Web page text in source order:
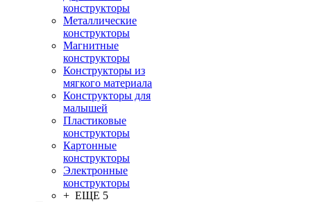
конструкторы
Металлические
конструкторы
Магнитные
конструкторы
Конструкторы из
мягкого материала
Конструкторы для
малышей
Пластиковые
конструкторы
Картонные
конструкторы
Электронные
конструкторы
+ ЕЩЕ 5